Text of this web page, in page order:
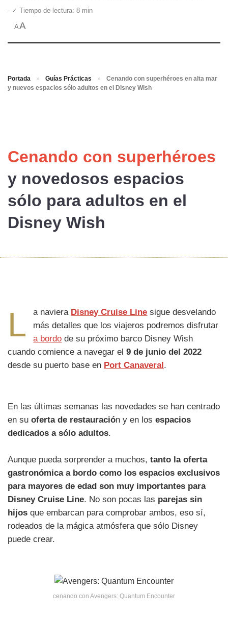
- ✓ Tiempo de lectura: 8 min
AA
Portada » Guías Prácticas »
Cenando con superhéroes en alta mar
y nuevos espacios sólo adultos en el Disney Wish
Cenando con superhéroes
y novedosos espacios
sólo para adultos en el
Disney Wish
L a naviera Disney Cruise Line sigue desvelando
más detalles que los viajeros podremos disfrutar
a bordo de su próximo barco Disney Wish
cuando comience a navegar el 9 de junio del 2022
desde su puerto base en Port Canaveral.
En las últimas semanas las novedades se han centrado
en su oferta de restauración y en los espacios
dedicados a sólo adultos.
Aunque pueda sorprender a muchos, tanto la oferta
gastronómica a bordo como los espacios exclusivos
para mayores de edad son muy importantes para
Disney Cruise Line. No son pocas las parejas sin
hijos que embarcan para comprobar ambos, eso sí,
rodeados de la mágica atmósfera que sólo Disney
puede crear.
cenando con Avengers: Quantum Encounter